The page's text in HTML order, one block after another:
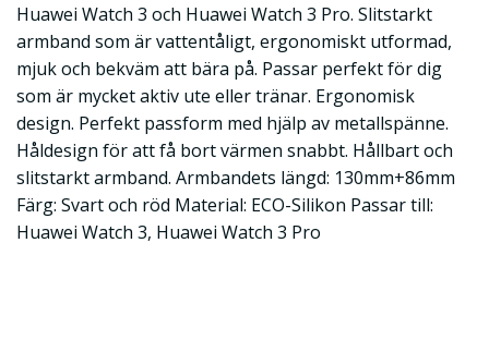
Huawei Watch 3 och Huawei Watch 3 Pro. Slitstarkt
armband som är vattentåligt, ergonomiskt utformad,
mjuk och bekväm att bära på. Passar perfekt för dig
som är mycket aktiv ute eller tränar. Ergonomisk
design. Perfekt passform med hjälp av metallspänne.
Håldesign för att få bort värmen snabbt. Hållbart och
slitstarkt armband. Armbandets längd: 130mm+86mm
Färg: Svart och röd Material: ECO-Silikon Passar till:
Huawei Watch 3, Huawei Watch 3 Pro